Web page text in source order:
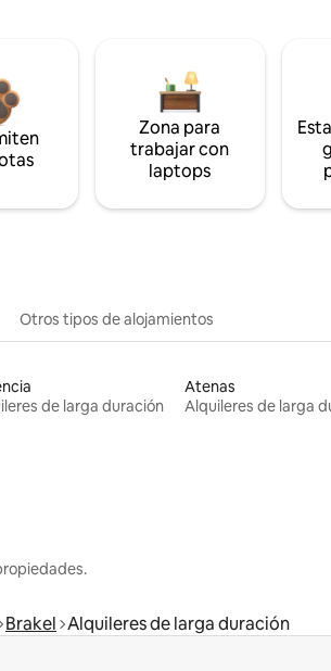
Zona para
trabajar con
laptops
Otros tipos de alojamientos
de larga duración
Atenas
Alquileres de larga
Brakel Alquileres de larga duración